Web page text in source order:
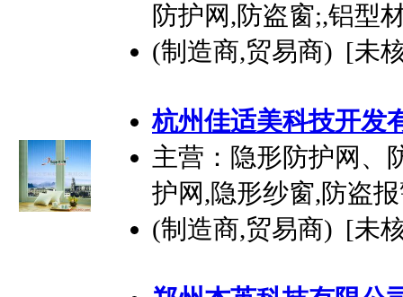
防护网,防盗窗;,铝型
(制造商,贸易商) [未
杭州佳适美科技开发
主营：隐形防护网、
护网,隐形纱窗,防盗
(制造商,贸易商) [未